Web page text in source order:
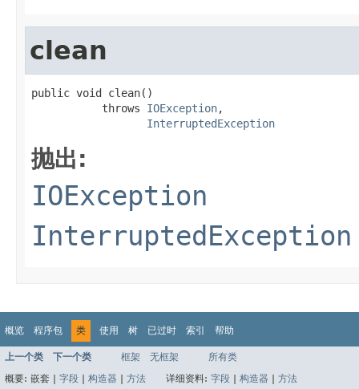
clean
public void clean()
           throws
IOException,
InterruptedException
抛出:
IOException
InterruptedException
概览 程序包 类 使用 树 已过时 索引 帮助
上一个类 下一个类 框架 无框架
所有类
概要: 嵌套 | 字段 构造器 方法 详细资料: 字段 构造器 方法